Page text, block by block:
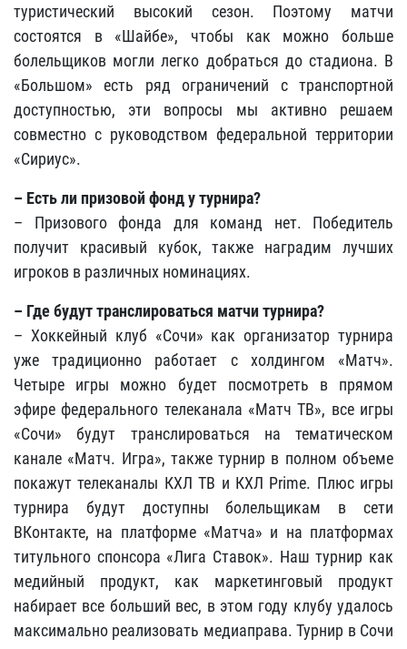
туристический высокий сезон. Поэтому матчи
состоятся в «Шайбе», чтобы как можно больше
болельщиков могли легко добраться до стадиона. В
«Большом» есть ряд ограничений с транспортной
доступностью, эти вопросы мы активно решаем
совместно с руководством федеральной территории
«Сириус».
– Есть ли призовой фонд у турнира?
– Призового фонда для команд нет. Победитель
получит красивый кубок, также наградим лучших
игроков в различных номинациях.
– Где будут транслироваться матчи турнира?
– Хоккейный клуб «Сочи» как организатор турнира
уже традиционно работает с холдингом «Матч».
Четыре игры можно будет посмотреть в прямом
эфире федерального телеканала «Матч ТВ», все игры
«Сочи» будут транслироваться на тематическом
канале «Матч. Игра», также турнир в полном объеме
покажут телеканалы КХЛ ТВ и КХЛ Prime. Плюс игры
турнира будут доступны болельщикам в сети
ВКонтакте, на платформе «Матча» и на платформах
титульного спонсора «Лига Ставок». Наш турнир как
медийный продукт, как маркетинговый продукт
набирает все больший вес, в этом году клубу удалось
максимально реализовать медиаправа. Турнир в Сочи